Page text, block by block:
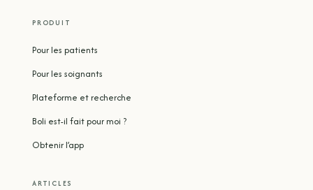
PRODUIT
Pour les patients
Pour les soignants
Plateforme et recherche
Boli est-il fait pour moi ?
Obtenir l’app
ARTICLES